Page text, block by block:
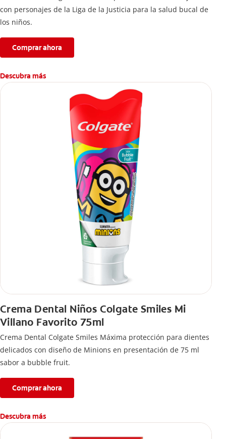
con personajes de la Liga de la Justicia para la salud bucal de
los niños.
Comprar ahora
Descubra más
Crema Dental Niños Colgate Smiles Mi
Villano Favorito 75ml
Crema Dental Colgate Smiles Máxima protección para dientes
delicados con diseño de Minions en presentación de 75 ml
sabor a bubble fruit.
Comprar ahora
Descubra más